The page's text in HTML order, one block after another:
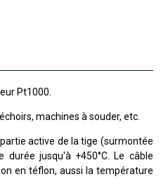
Pt1000.
machines à souder, etc.
active de la tige (surmontée
durée jusqu'à +450°C
Le câble
en téflon, aussi la température